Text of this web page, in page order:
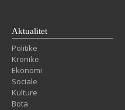
Aktualitet
Politike
Kronike
Ekonomi
Sociale
Kulture
Bota